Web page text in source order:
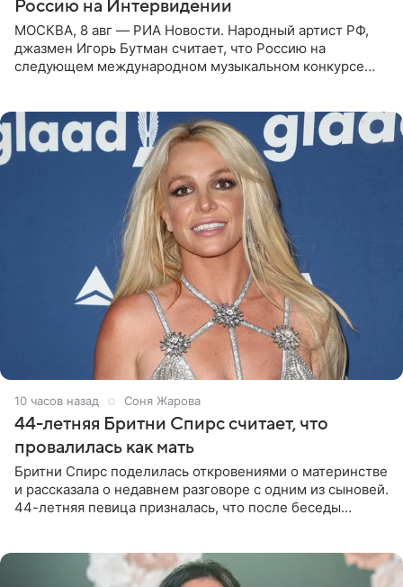
Россию на Интервидении
МОСКВА, 8 авг — РИА Новости. Народный артист РФ,
джазмен Игорь Бутман считает, что Россию на
следующем международном музыкальном конкурсе
10 часов назад Соня Жарова
44-летняя Бритни Спирс считает, что
провалилась как мать
Бритни Спирс поделилась откровениями о материнстве
и рассказала о недавнем разговоре с одним из сыновей.
44-летняя певица призналась, что после беседы